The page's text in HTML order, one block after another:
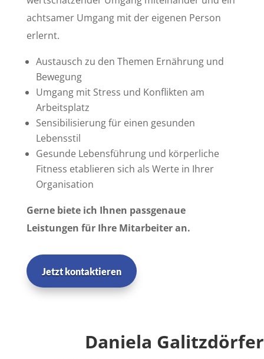
achtsamer Umgang mit der eigenen Person
erlernt.
Austausch zu den Themen Ernährung und
Bewegung
Umgang mit Stress und Konflikten am
Arbeitsplatz
Sensibilisierung für einen gesunden
Lebensstil
Gesunde Lebensführung und körperliche
Fitness etablieren sich als Werte in Ihrer
Organisation
Gerne biete ich Ihnen passgenaue
Leistungen für Ihre Mitarbeiter an.
Jetzt kontaktieren
Daniela Galitzdörfer